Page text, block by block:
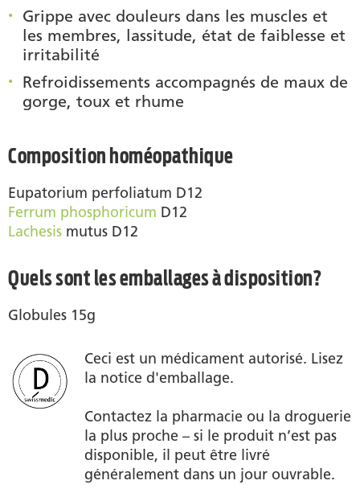
Grippe avec douleurs dans les muscles et
les membres, lassitude, état de faiblesse et
irritabilité
Refroidissements accompagnés de maux de
gorge, toux et rhume
Composition homéopathique
Eupatorium perfoliatum D12
Ferrum phosphoricum D12
Lachesis mutus D12
Quels sont les emballages à disposition?
Globules 15g
Ceci est un médicament autorisé. Lisez
la notice d'emballage.
Contactez la pharmacie ou la droguerie
la plus proche – si le produit n’est pas
disponible, il peut être livré
généralement dans un jour ouvrable.